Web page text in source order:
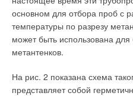
основном для отбора проб с
температуры по разрезу
может быть использована
метантенков.
На рис. 2 показана схема
представляет собой